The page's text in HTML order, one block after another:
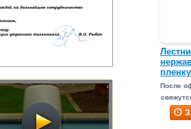
После